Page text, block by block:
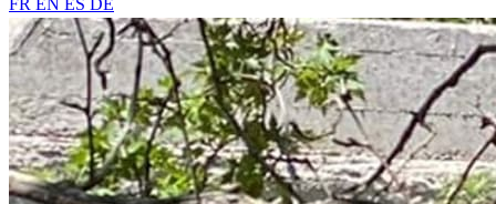
FR EN ES DE